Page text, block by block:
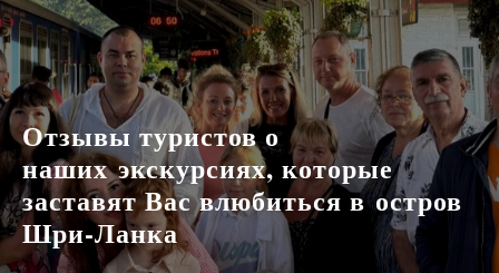
Отзывы туристов о
наших экскурсиях, которые
заставят Вас влюбиться в остров
Шри-Ланка